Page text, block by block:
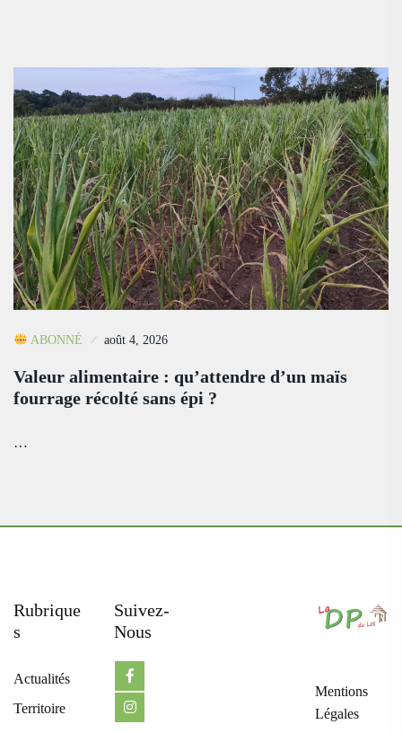
ABONNÉ août 4, 2026
Valeur alimentaire : qu’attendre d’un maïs
fourrage récolté sans épi ?
…
Rubrique
S
Actualités
Territoire
Suivez-
Nous
Mentions
Légales